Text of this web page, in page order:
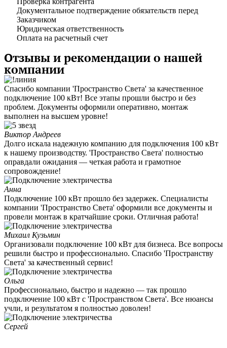
Документальное подтверждение обязательств перед
Заказчиком
Юридическая ответственность
Оплата на расчетный счет
Отзывы и рекомендации о нашей
компании
Спасибо компании 'Пространство Света' за качественное
подключение 100 кВт! Все этапы прошли быстро и без
проблем. Документы оформили оперативно, монтаж
выполнен на высшем уровне!
Виктор Андреев
Долго искала надежную компанию для подключения 100 кВт
к нашему производству. 'Пространство Света' полностью
оправдали ожидания — четкая работа и грамотное
сопровождение!
Анна
Подключение 100 кВт прошло без задержек. Специалисты
компании 'Пространство Света' оформили все документы и
провели монтаж в кратчайшие сроки. Отличная работа!
Михаил Кузьмин
Организовали подключение 100 кВт для бизнеса. Все вопросы
решили быстро и профессионально. Спасибо 'Пространству
Света' за качественный сервис!
Ольга
Профессионально, быстро и надежно — так прошло
подключение 100 кВт с 'Пространством Света'. Все нюансы
учли, и результатом я полностью доволен!
Сергей